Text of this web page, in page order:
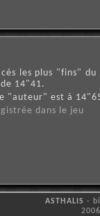
les plus "fins"
14"41.
"auteur" est à
dans le jeu
ASTHALIS -